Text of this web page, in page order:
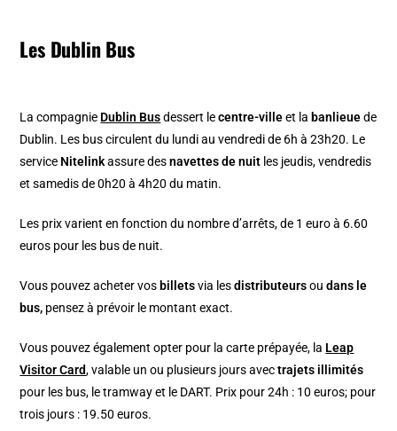
Les Dublin Bus
La compagnie Dublin Busdessert lecentre-villeet labanlieuede
Dublin. Les bus circulent du lundi au vendredi de 6h à 23h20. Le
service Nitelinkassure desnavettes de nuit les jeudis, vendredis
et samedis de 0h20 à 4h20 du matin.
Les prix varient en fonction du nombre d’arrêts, de 1 euro à 6.60
euros pour les bus de nuit.
Vous pouvez acheter vosbilletsvia lesdistributeursoudans le
bus, pensez à prévoir le montant exact.
Vous pouvez également opter pour la carte prépayée, la Leap
Visitor Card, valable un ou plusieurs jours avectrajets illimités
pour les bus, le tramway et le DART. Prix pour 24h : 10 euros; pour
trois jours : 19.50 euros.